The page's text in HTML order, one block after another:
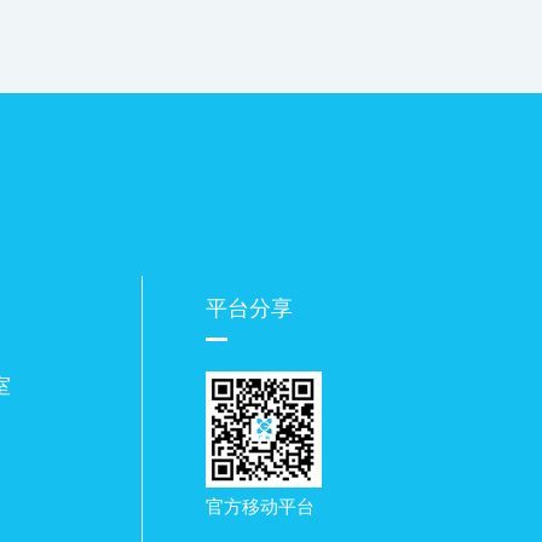
平台分享
官方移动平台